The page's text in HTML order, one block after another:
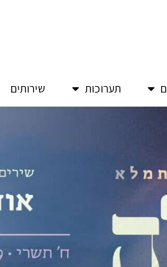
תערוכות שירותים